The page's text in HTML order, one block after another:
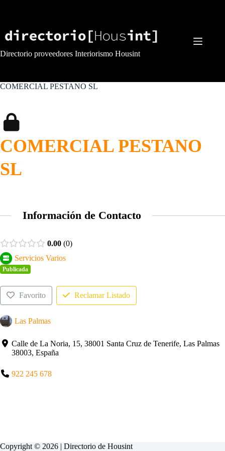
Directorio proveedores Interiorismo Housint
COMERCIAL PESTANO SL
COMERCIAL PESTANO
SL
Información de Contacto
0.00 0
Servicios Varios
Publicada
Favorito Reclamar Listado
Las Palmas
Calle de La Noria, 15, 38001 Santa Cruz de Tenerife, Las Palmas
38003, España
922 245 678
Copyright © 2026 | Directorio de Housint